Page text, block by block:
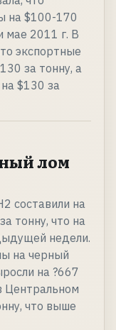
на $100-170
мае 2011 г. В
экспортные
за тонну, а
$130 за
лом
составили на
тонну, что на
недели.
на черный
на ?667
Центральном
что выше